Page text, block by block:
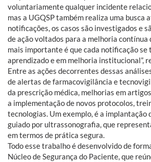
voluntariamente qualquer incidente
mas a UGQSP também realiza uma busca
notificações, os casos são investigados e
de ação voltados para a melhoria contínua
mais importante é que cada notificação se
aprendizado e em melhoria institucional”,
Entre as ações decorrentes dessas
de alertas de farmacovigilância e
da prescrição médica, melhorias em
a implementação de novos protocolos,
tecnologias. Um exemplo, é a implantação
guiado por ultrassonografia, que
em termos de prática segura.
Todo esse trabalho é desenvolvido de
Núcleo de Segurança do Paciente, que